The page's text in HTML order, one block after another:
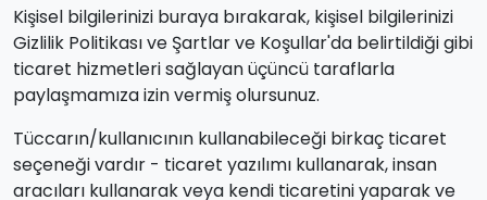
Kişisel bilgilerinizi buraya bırakarak, kişisel bilgilerinizi
Gizlilik Politikası ve Şartlar ve Koşullar'da belirtildiği gibi
ticaret hizmetleri sağlayan üçüncü taraflarla
paylaşmamıza izin vermiş olursunuz.
Tüccarın/kullanıcının kullanabileceği birkaç ticaret
seçeneği vardır - ticaret yazılımı kullanarak, insan
aracıları kullanarak veya kendi ticaretini yaparak ve